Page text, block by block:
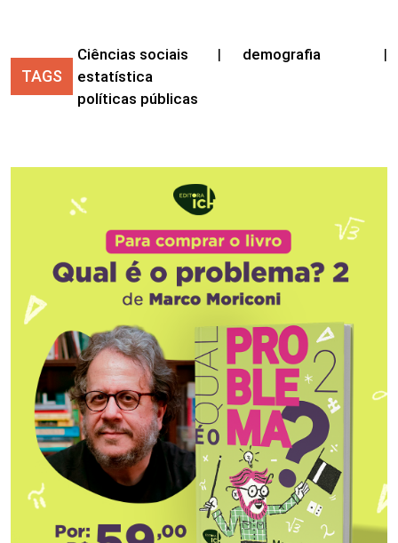
TAGS
Ciências sociais | demografia
|
estatística
políticas públicas